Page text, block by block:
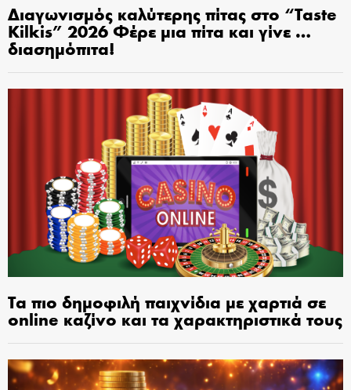
Διαγωνισμός καλύτερης πίτας στο “Taste
Kilkis” 2026 Φέρε μια πίτα και γίνε …
διασημόπιτα!
Τα πιο δημοφιλή παιχνίδια με χαρτιά σε
online καζίνο και τα χαρακτηριστικά τους